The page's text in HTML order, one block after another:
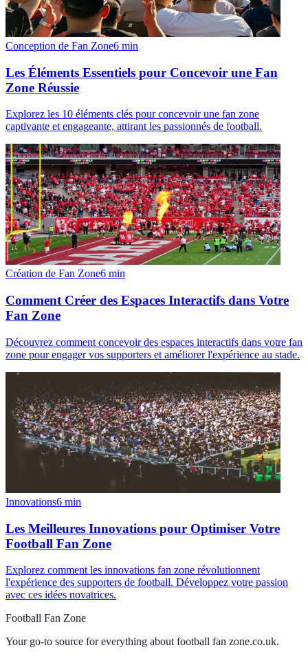
Conception de Fan Zone6 min
Les Éléments Essentiels pour Concevoir une Fan
Zone Réussie
Explorez les 10 éléments clés pour concevoir une fan zone
captivante et engageante, attirant les passionnés de football.
Création de Fan Zone6 min
Comment Créer des Espaces Interactifs dans Votre
Fan Zone
Découvrez comment concevoir des espaces interactifs dans votre fan
zone pour engager vos supporters et améliorer l'expérience au stade.
Innovations6 min
Les Meilleures Innovations pour Optimiser Votre
Football Fan Zone
Explorez comment les innovations fan zone révolutionnent
l'expérience des supporters de football. Développez votre passion
avec ces idées novatrices.
Football Fan Zone
Your go-to source for everything about football fan zone.co.uk.